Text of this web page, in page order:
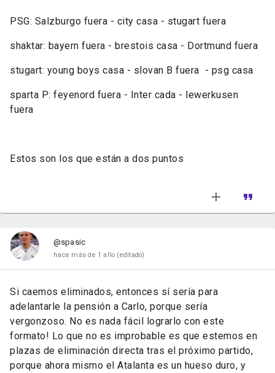
PSG: Salzburgo fuera - city casa - stugart fuera
shaktar: bayern fuera - brestois casa - Dortmund fuera
stugart: young boys casa - slovan B fuera - psg casa
sparta P: feyenord fuera - Inter cada - lewerkusen
fuera
Estos son los que están a dos puntos
@spasic
hace más de 1 año (editado)
Si caemos eliminados, entonces sí sería para
adelantarle la pensión a Carlo, porque sería
vergonzoso. No es nada fácil lograrlo con este
formato! Lo que no es improbable es que estemos en
plazas de eliminación directa tras el próximo partido,
porque ahora mismo el Atalanta es un hueso duro, y